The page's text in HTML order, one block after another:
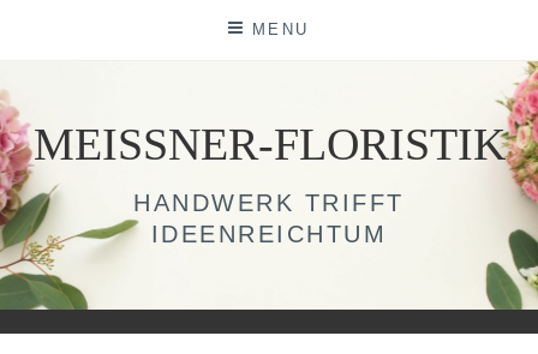
MENU
MEISSNER-FLORISTIK
HANDWERK TRIFFT
IDEENREICHTUM